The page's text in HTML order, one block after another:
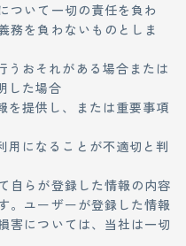
ついて一切の責任を負わ
務を負わないものとしま
うおそれがある場合または
した場合
を提供し、または重要事項
用になることが不適切と判
自らが登録した情報の内容
。ユーザーが登録した情報
害については、当社は一切